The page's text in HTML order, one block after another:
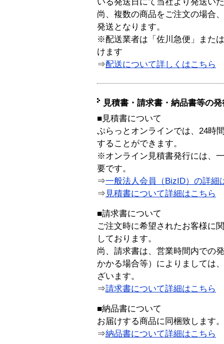
いる発送日にて当社より発送い
尚、複数の商品をご注文の場合
発送となります。
※配送業者は「佐川急便」また
けます
⇒配送について詳しくはこちら
見積書・請求書・納品書等の
■見積書について
ぷらっとオンラインでは、24時
することができます。
※オンライン見積書発行には、
要です。
⇒一般法人会員（BizID）の詳細
⇒ 見積書について詳細はこちら
■請求書について
ご注文時に希望されたお客様に
しております。
尚、請求書は、営業時間内での
かかる場合等）によりましては
ざいます。
⇒請求書について詳細はこちら
■納品書について
お届けする商品に同梱致します。
⇒納品書について詳細はこちら